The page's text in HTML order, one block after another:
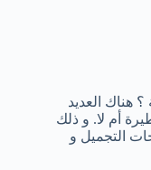
؟ هناك العديد
أم لا. و ذلك
التجميل و